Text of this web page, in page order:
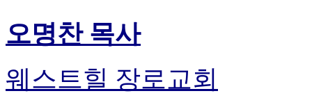
오명찬 목사
웨스트힐 장로교회